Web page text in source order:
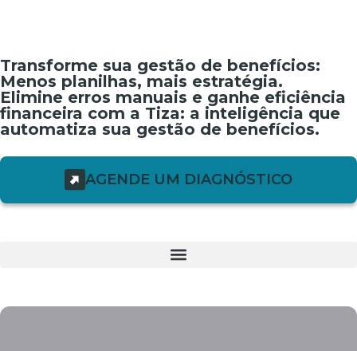
Transforme sua gestão de benefícios:
Menos planilhas, mais estratégia.
Elimine erros manuais e ganhe eficiência
financeira com a Tiza: a inteligência que
automatiza sua gestão de benefícios.
AGENDE UM DIAGNÓSTICO